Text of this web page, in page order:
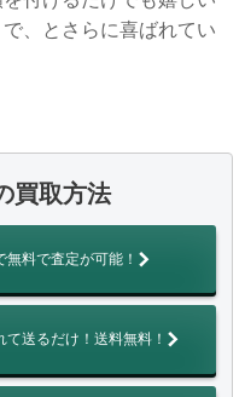
、とさらに喜ばれてい
買取方法
無料で査定が可能！
送るだけ！送料無料！